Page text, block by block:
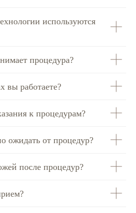
используются
процедура?
вы работаете?
к процедурам?
ожидать от процедур?
после процедур?